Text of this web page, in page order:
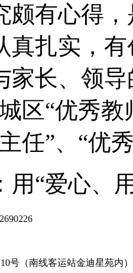
颇有心得
真扎实，
家长、领
区“优秀
任”、“优
用“爱心、
号（南线客运站金迪星苑内）